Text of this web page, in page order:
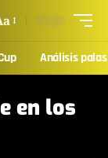
Análisis palas
en los